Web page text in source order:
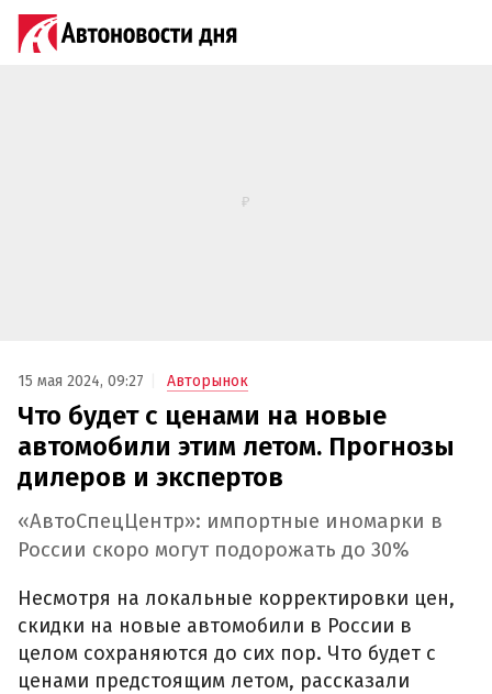
15 мая 2024, 09:27 Авторынок
Что будет с ценами на новые
автомобили этим летом. Прогнозы
дилеров и экспертов
«АвтоСпецЦентр»: импортные иномарки в
России скоро могут подорожать до 30%
Несмотря на локальные корректировки цен,
скидки на новые автомобили в России в
целом сохраняются до сих пор. Что будет с
ценами предстоящим летом, рассказали